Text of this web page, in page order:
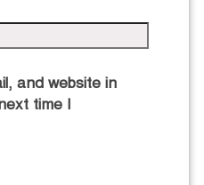
and website in
time I